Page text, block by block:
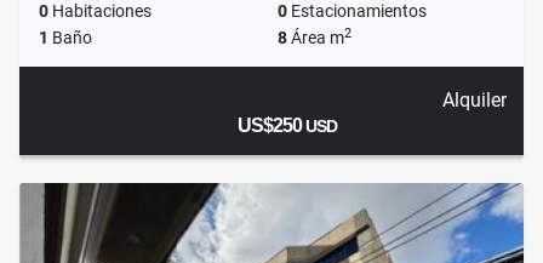
0 Habitaciones 0 Estacionamientos
1 Baño 8Área m2
Alquiler
US$250USD